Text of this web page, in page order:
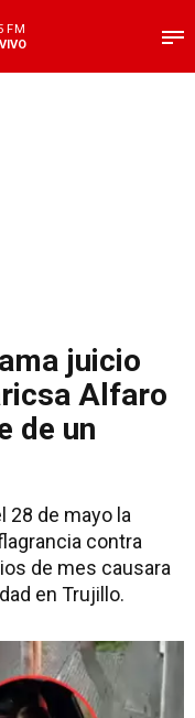
FM
juicio
Alfaro
de un
28 de mayo la
contra
de mes causara
en Trujillo.